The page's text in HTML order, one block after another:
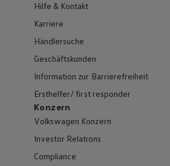
Hilfe & Kontakt
Karriere
Händlersuche
Geschäftskunden
Information zur Barrierefreiheit
Ersthelfer/ first responder
Konzern
Volkswagen Konzern
Investor Relations
Compliance